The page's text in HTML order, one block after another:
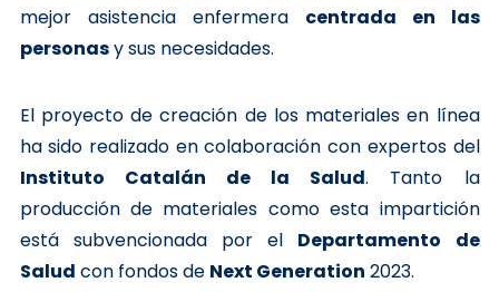
mejor asistencia enfermera centrada en las
personasy sus necesidades.
El proyecto de creación de los materiales en línea
ha sido realizado en colaboración con expertos del
Instituto Catalán de la Salud. Tanto la
producción de materiales como esta impartición
está subvencionada por el Departamento de
Salud con fondos de Next Generation 2023.